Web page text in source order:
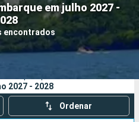
em julho 2027 -
encontrados
2027 - 2028
Ordenar